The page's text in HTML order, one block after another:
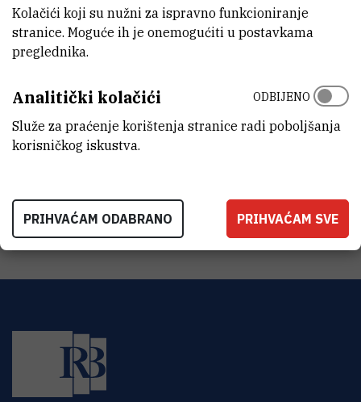
1347
ZAVOD
LABORATORIJ
Grupa za kompleksne sustave
ADRESA
HR-10000 Zagreb
Kolačići koji su nužni za ispravno funkcioniranje
stranice. Moguće ih je onemogućiti u postavkama
preglednika.
Analitički kolačići
Služe za praćenje korištenja stranice radi poboljšanja
korisničkog iskustva.
ODBIJENO
PRIHVAĆAM ODABRANO PRIHVAĆAM SVE